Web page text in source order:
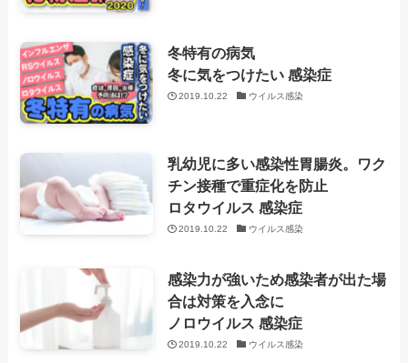
冬特有の病気
冬に気をつけたい 感染症
2019.10.22 ウイルス感染
乳幼児に多い感染性胃腸炎。ワク
チン接種で重症化を防止
ロタウイルス 感染症
2019.10.22 ウイルス感染
感染力が強いため感染者が出た場
合は対策を入念に
ノロウイルス 感染症
2019.10.22 ウイルス感染